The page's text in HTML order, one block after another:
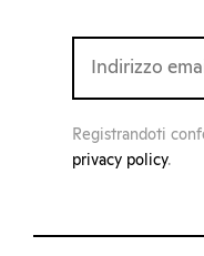
Registrandoti
privacy policy.